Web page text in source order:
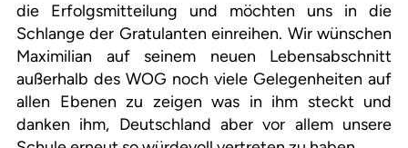
die Erfolgsmitteilung und möchten uns in die
Schlange der Gratulanten einreihen. Wir wünschen
Maximilian auf seinem neuen Lebensabschnitt
außerhalb des WOG noch viele Gelegenheiten auf
allen Ebenen zu zeigen was in ihm steckt und
danken ihm, Deutschland aber vor allem unsere